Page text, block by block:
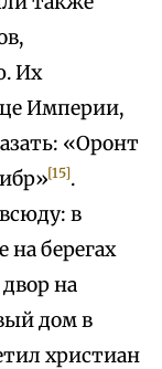
Их
Империи,
«Оронт
[15].
в
на берегах
на
дом в
христиан